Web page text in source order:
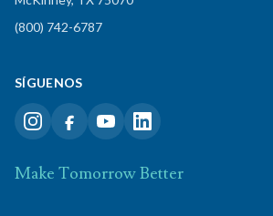
(800) 742-6787
SÍGUENOS
Make Tomorrow Better